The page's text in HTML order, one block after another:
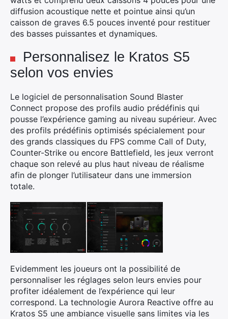
diffusion acoustique nette et pointue ainsi qu’un
caisson de graves 6.5 pouces inventé pour restituer
des basses puissantes et dynamiques.
Personnalisez le Kratos S5
selon vos envies
Le logiciel de personnalisation Sound Blaster
Connect propose des profils audio prédéfinis qui
pousse l’expérience gaming au niveau supérieur. Avec
des profils prédéfinis optimisés spécialement pour
des grands classiques du FPS comme Call of Duty,
Counter-Strike ou encore Battlefield, les jeux verront
chaque son relevé au plus haut niveau de réalisme
afin de plonger l’utilisateur dans une immersion
totale.
Evidemment les joueurs ont la possibilité de
personnaliser les réglages selon leurs envies pour
profiter idéalement de l’expérience qui leur
correspond. La technologie Aurora Reactive offre au
Kratos S5 une ambiance visuelle sans limites via les
Rechercher
: